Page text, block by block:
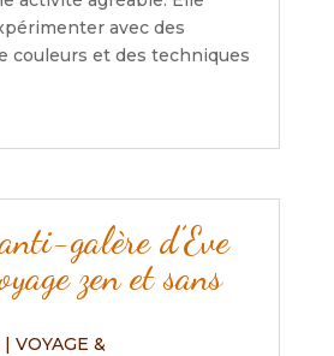
avec des
couleurs et des techniques
galère d’Eve
zen et sans
| VOYAGE &